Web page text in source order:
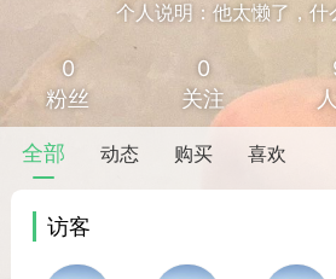
味”的小姐
大二女生囡囡
个人说明：他太懒了，什
0
粉丝
0
关注
全部 动态 购买 喜欢
访客